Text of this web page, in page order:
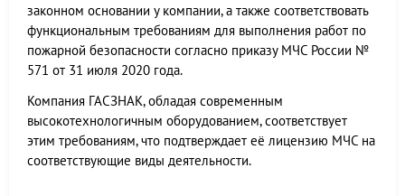
законном основании у компании, а также соответствовать
функциональным требованиям для выполнения работ по
пожарной безопасности согласно приказу МЧС России №
571 от 31 июля 2020 года.
Компания ГАСЗНАК, обладая современным
высокотехнологичным оборудованием, соответствует
этим требованиям, что подтверждает её лицензию МЧС на
соответствующие виды деятельности.